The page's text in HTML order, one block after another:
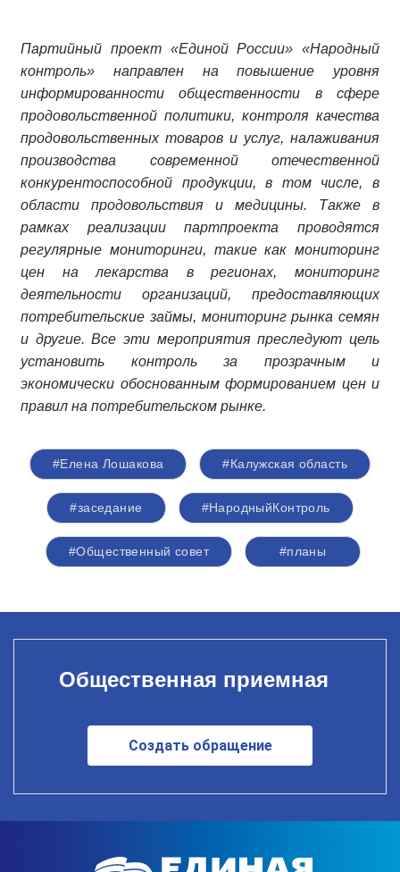
Партийный проект «Единой России» «Народный
контроль» направлен на повышение уровня
информированности общественности в сфере
продовольственной политики, контроля качества
продовольственных товаров и услуг, налаживания
производства современной отечественной
конкурентоспособной продукции, в том числе, в
области продовольствия и медицины. Также в
рамках реализации партпроекта проводятся
регулярные мониторинги, такие как мониторинг
цен на лекарства в регионах, мониторинг
деятельности организаций, предоставляющих
потребительские займы, мониторинг рынка семян
и другие. Все эти мероприятия преследуют цель
установить контроль за прозрачным и
экономически обоснованным формированием цен и
правил на потребительском рынке.
#Елена Лошакова #Калужская область
#заседание #НародныйКонтроль
#Общественный совет #планы
Общественная приемная
Создать обращение